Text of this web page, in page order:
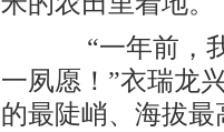
“一年前，我
一夙愿！”衣瑞龙
的最陡峭、海拔